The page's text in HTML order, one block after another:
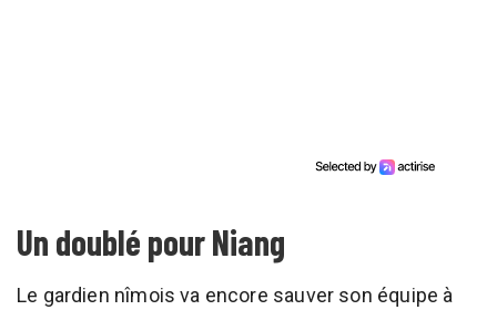
Un doublé pour Niang
Le gardien nîmois va encore sauver son équipe à